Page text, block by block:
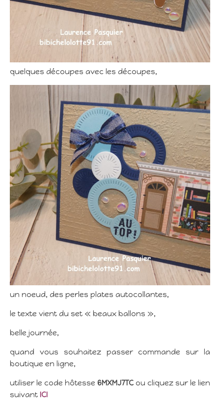
quelques découpes avec les découpes,
un noeud, des perles plates autocollantes,
le texte vient du set « beaux ballons »,
belle journée,
quand vous souhaitez passer commande sur la
boutique en ligne,
utiliser le code hôtesse 6MXMJ7TC ou cliquez sur le lien
suivant ICI